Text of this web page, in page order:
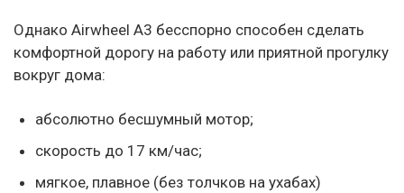
Однако Airwheel A3 бесспорно способен сделать
комфортной дорогу на работу или приятной прогулку
вокруг дома:
абсолютно бесшумный мотор;
скорость до 17 км/час;
мягкое, плавное (без толчков на ухабах)